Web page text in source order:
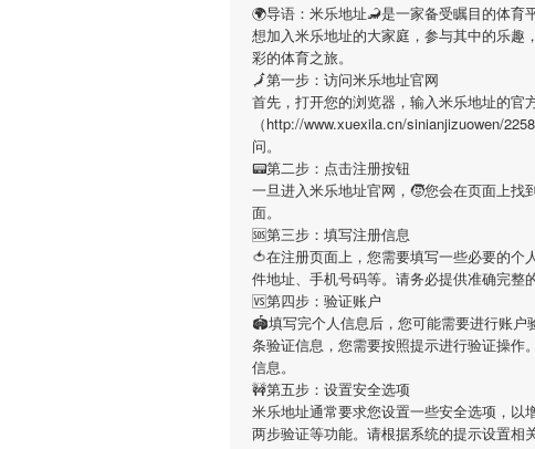
🌍导语： 米乐地址🦂是一家备受瞩目的体育
想加入米乐地址的大家庭，参与其中的乐趣
彩的体育之旅。
🗾第一步：访问米乐地址官网
首先，打开您的浏览器，输入米乐地址的官
（http://www.xuexila.cn/sinianjizuowen/
问。
📟第二步：点击注册按钮
一旦进入米乐地址官网，🧒您会在页面上找
面。
🆘第三步：填写注册信息
🍅在注册页面上，您需要填写一些必要的个
件地址、手机号码等。请务必提供准确完整
🆚第四步：验证账户
🏟填写完个人信息后，您可能需要进行账户
条验证信息，您需要按照提示进行验证操作
信息。
🚧第五步：设置安全选项
米乐地址通常要求您设置一些安全选项，以
两步验证等功能。请根据系统的提示设置相